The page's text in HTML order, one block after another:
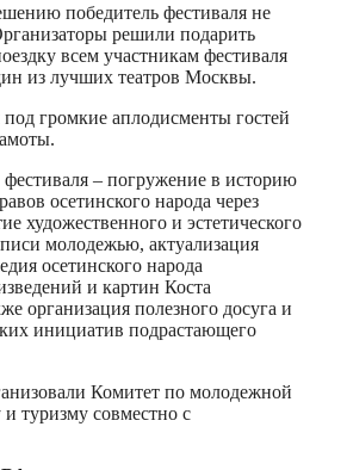
победитель фестиваля не
решили подарить
всем участникам фестиваля
из лучших театров Москвы.
громкие аплодисменты гостей
– погружение в историю
осетинского народа через
художественного и эстетического
молодежью, актуализация
осетинского народа
и картин Коста
организация полезного досуга и
инициатив подрастающего
Комитет по молодежной
туризму совместно с